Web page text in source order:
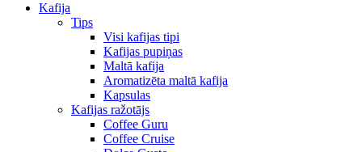
Kafija
Tips
Visi kafijas tipi
Kafijas pupiņas
Maltā kafija
Aromatizēta maltā kafija
Kapsulas
Kafijas ražotājs
Coffee Guru
Coffee Cruise